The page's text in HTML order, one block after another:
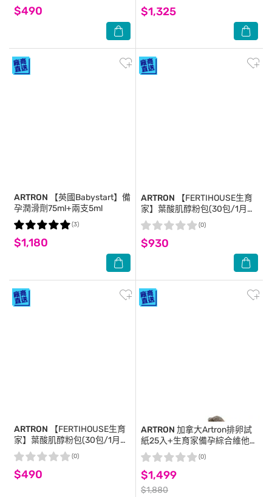
$490 $1,325
ARTRON 【英國Babystart】備
孕潤滑劑75ml+兩支5ml
$1,180
(3)
ARTRON 【FERTIHOUSE生育
家】葉酸肌醇粉包(30包/1月
份)X2
$930
(0)
ARTRON 【FERTIHOUSE生育
家】葉酸肌醇粉包(30包/1月
份)
$490
(0)
ARTRON 加拿大Artron排卵試
紙25入+生育家備孕綜合維他命
30顆X3罐(3月份)
$1,499
$1,880
(0)